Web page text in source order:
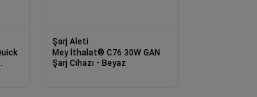
Şarj Aleti
Mey İthalat® C76 30W GAN
Şarj Cihazı - Beyaz